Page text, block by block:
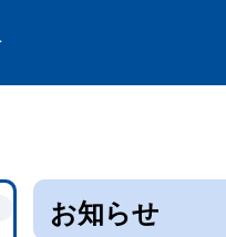
お知らせ